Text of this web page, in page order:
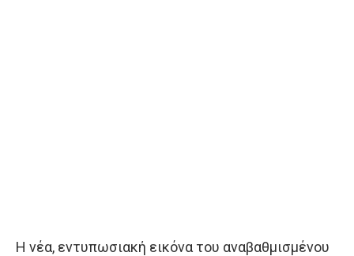
Η νέα, εντυπωσιακή εικόνα του αναβαθμισμένου